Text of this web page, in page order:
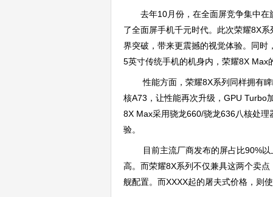
去年10月份，在全面屏竞争集中在
了全面屏手机千元时代。此次荣耀8X
界突破，带来更震撼的视觉体验。同时
5英寸传统手机的机身内，荣耀8X Max
性能方面，荣耀8X系列同样拥有
核A73，让性能再次升级，GPU Turbo
8X Max采用骁龙660/骁龙636八核处
验。
目前主流厂商发布的屏占比90%
高。而荣耀8X系列不仅兼具这两个卖
舰配置。而XXXX起的屠夫式价格，则